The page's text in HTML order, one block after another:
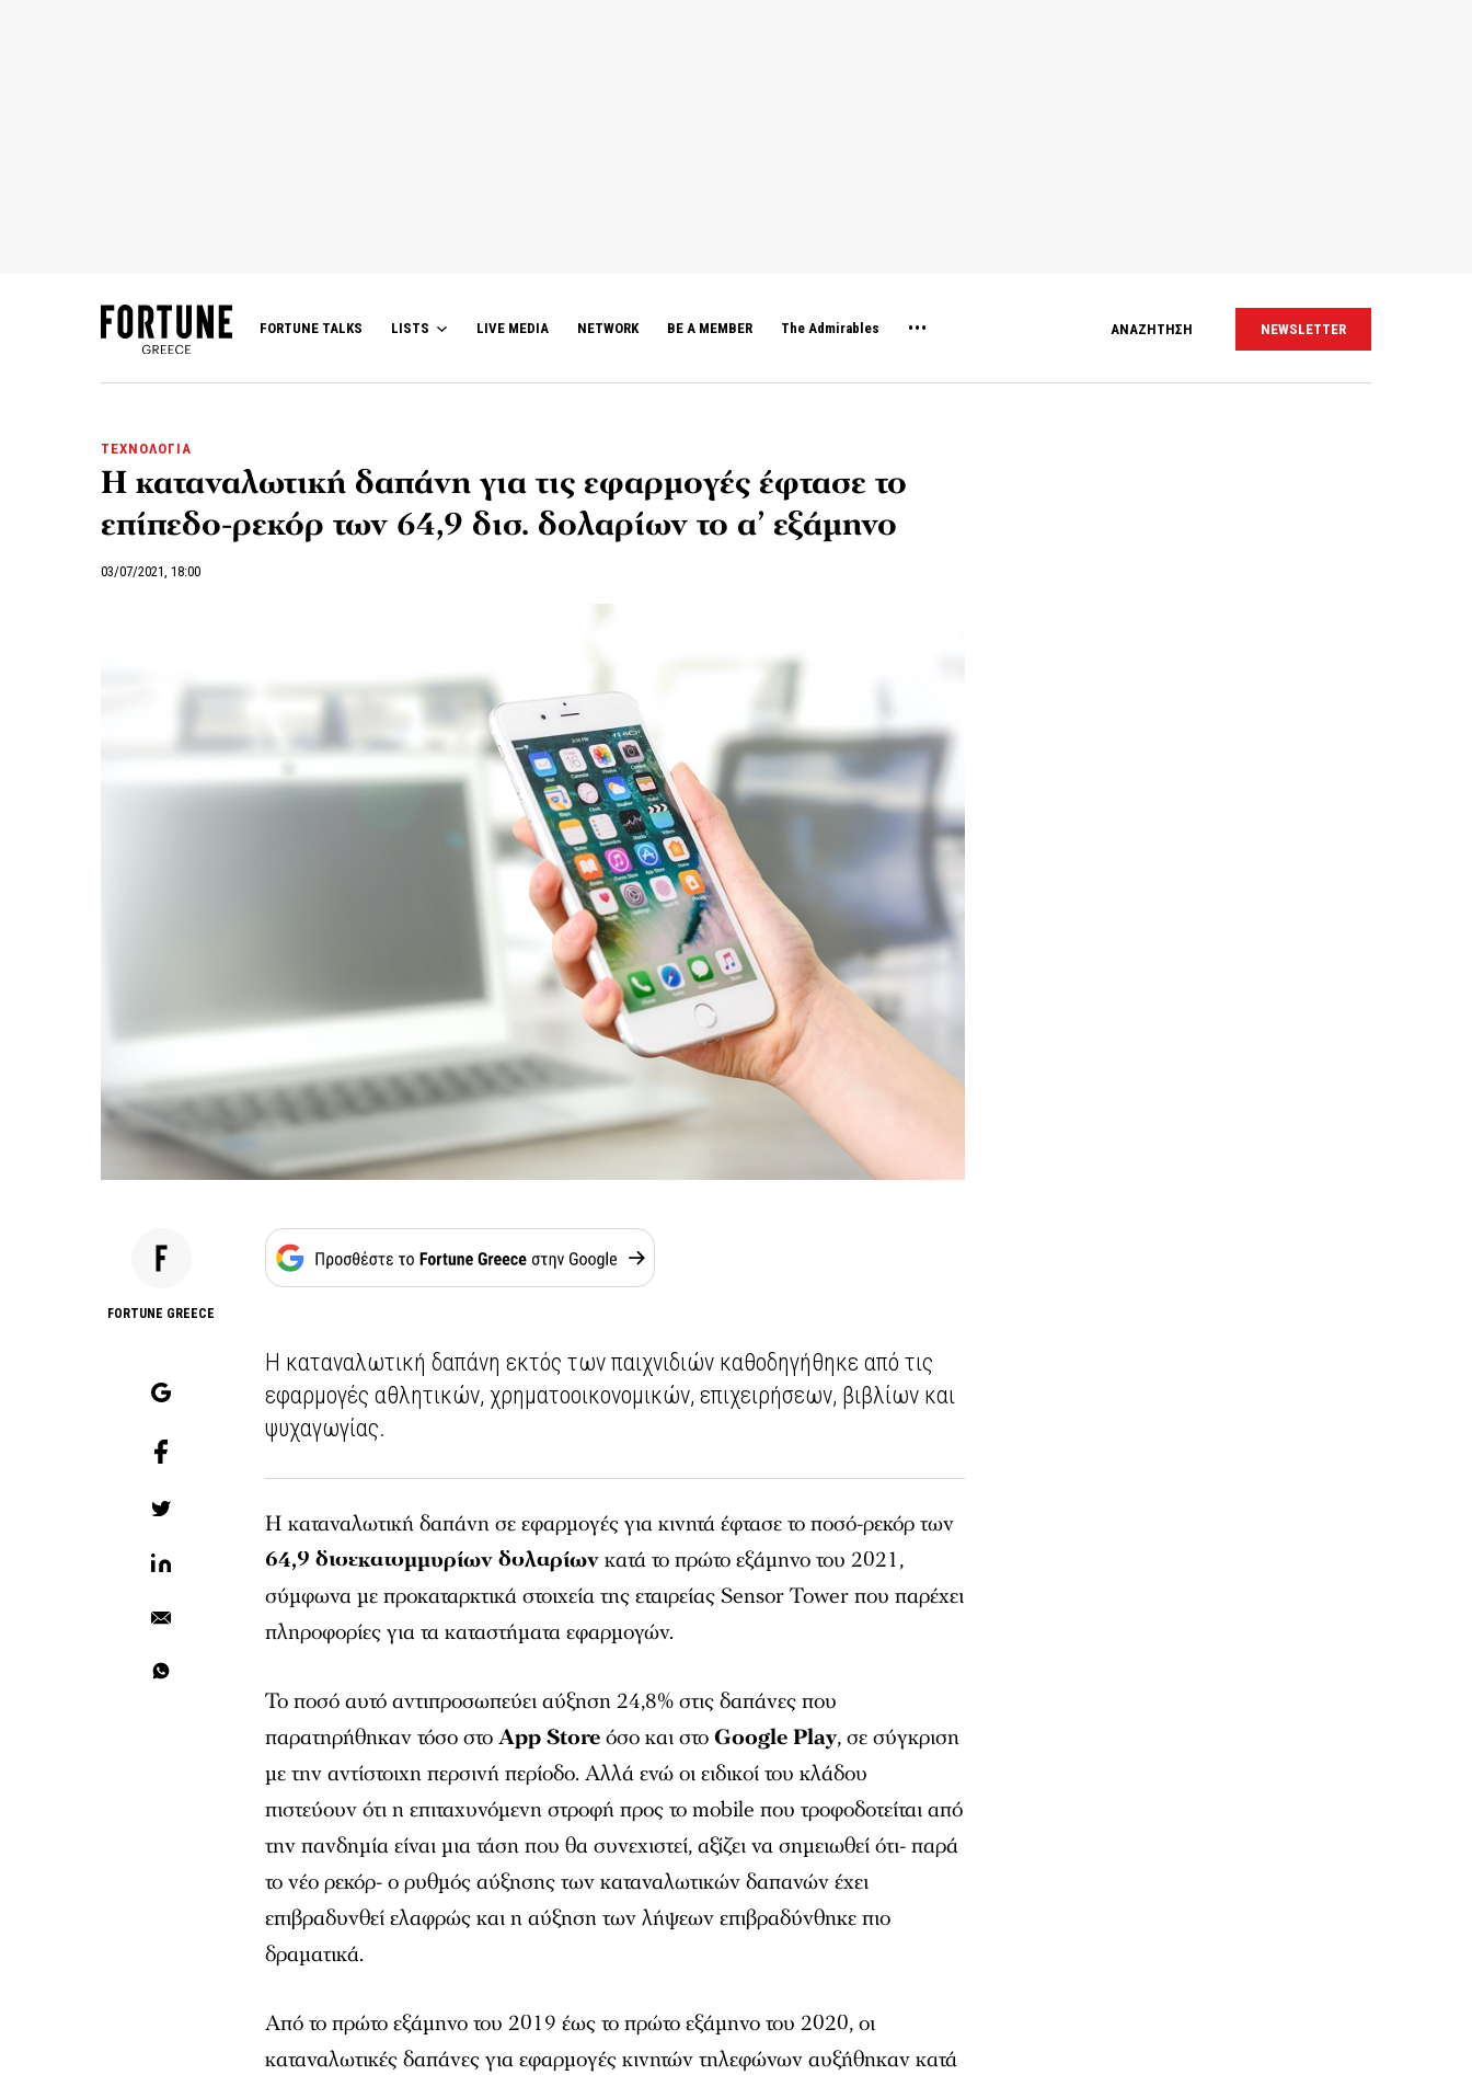
FORTUNE TALKS LISTS LIVE MEDIA NETWORK BE A MEMBER The Admirables ΑΝΑΖΗΤΗΣΗ NEWSLETTER
ΤΕΧΝΟΛΟΓΙΑ
Η καταναλωτική δαπάνη για τις εφαρμογές έφτασε το
επίπεδο-ρεκόρ των 64,9 δισ. δολαρίων το α’ εξάμηνο
03/07/2021, 18:00
FORTUNE GREECE
Η καταναλωτική δαπάνη εκτός των παιχνιδιών καθοδηγήθηκε από τις
εφαρμογές αθλητικών, χρηματοοικονομικών, επιχειρήσεων, βιβλίων και
ψυχαγωγίας.
Η καταναλωτική δαπάνη σε εφαρμογές για κινητά έφτασε το ποσό-ρεκόρ των
64,9 δισεκατομμυρίων δολαρίωνκατά το πρώτο εξάμηνο του 2021,
σύμφωνα με προκαταρκτικά στοιχεία της εταιρείας Sensor Tower που παρέχει
πληροφορίες για τα καταστήματα εφαρμογών.
Το ποσό αυτό αντιπροσωπεύει αύξηση 24,8% στις δαπάνες που
παρατηρήθηκαν τόσο στοApp Storeόσο και στοGoogle Play, σε σύγκριση
με την αντίστοιχη περσινή περίοδο. Αλλά ενώ οι ειδικοί του κλάδου
πιστεύουν ότι η επιταχυνόμενη στροφή προς το mobile που τροφοδοτείται από
την πανδημία είναι μια τάση που θα συνεχιστεί, αξίζει να σημειωθεί ότι- παρά
το νέο ρεκόρ- ο ρυθμός αύξησης των καταναλωτικών δαπανών έχει
επιβραδυνθεί ελαφρώς και η αύξηση των λήψεων επιβραδύνθηκε πιο
δραματικά.
Από το πρώτο εξάμηνο του 2019 έως το πρώτο εξάμηνο του 2020, οι
καταναλωτικές δαπάνες για εφαρμογές κινητών τηλεφώνων αυξήθηκαν κατά